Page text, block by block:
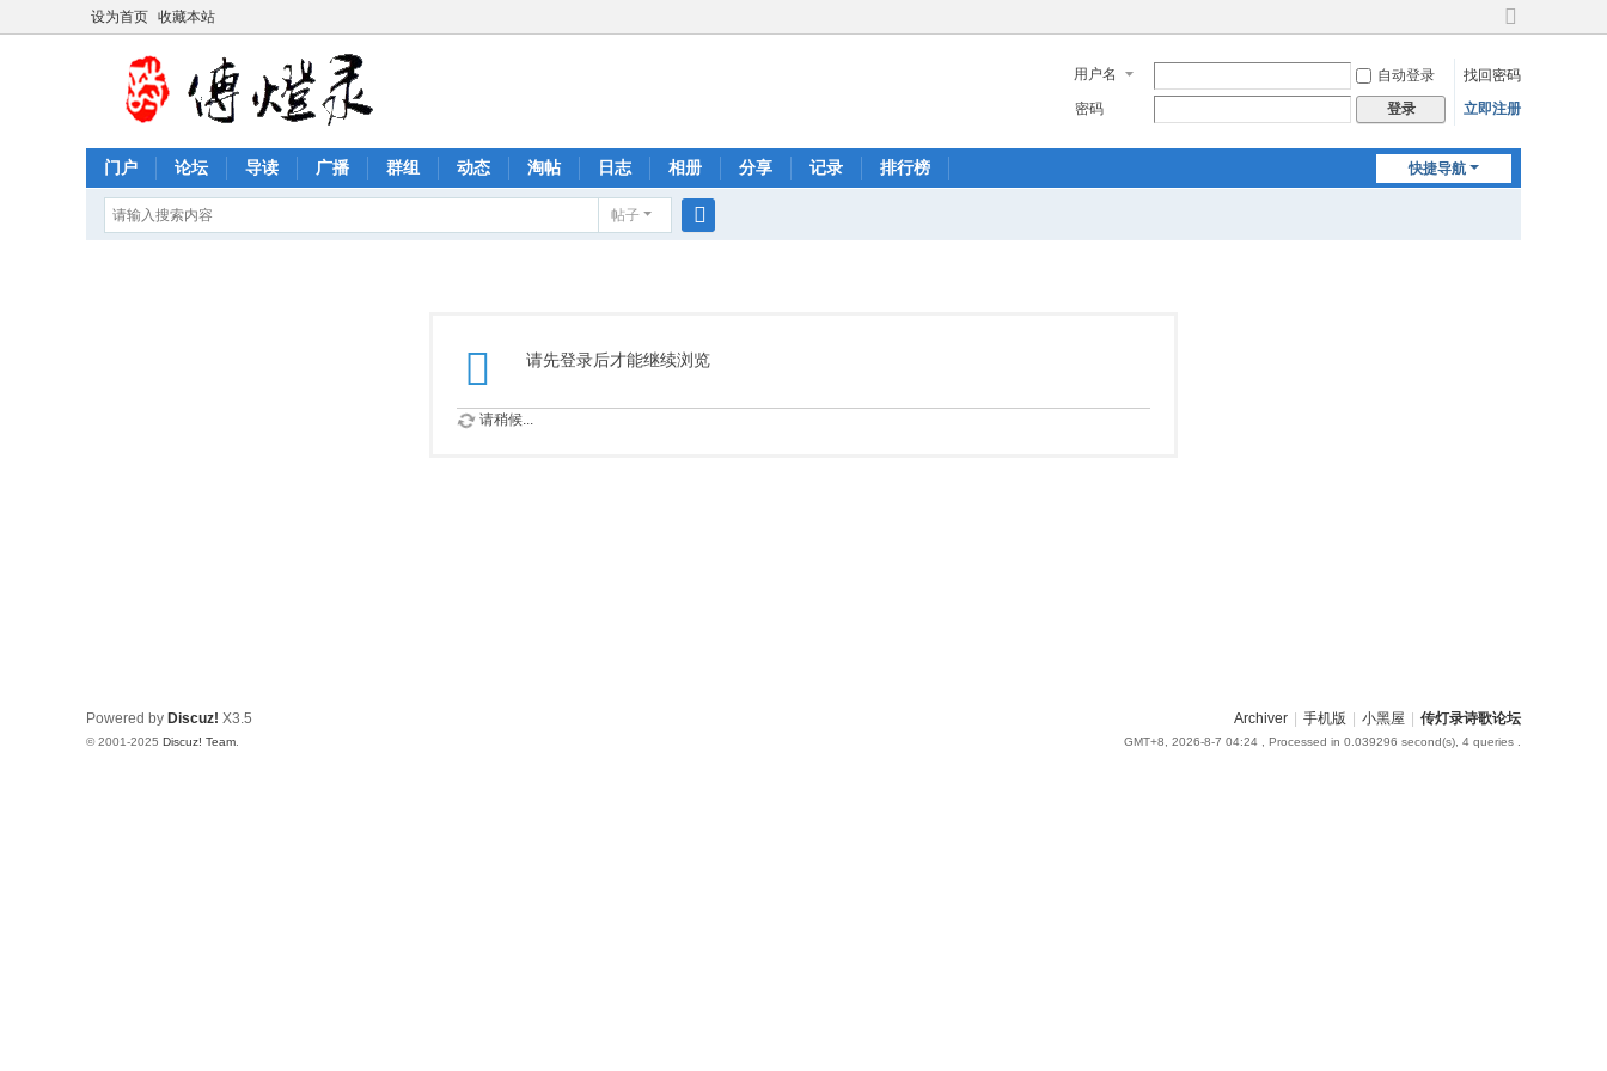
设为首页 收藏本站
切
到
宽
用户名 自动登录
找回密码
密码
登录 立即注册
快捷导航
门户 论坛 导读 广播 群组 动态 淘帖 日志 相册 分享 记录 排行榜
帖子
请先登录后才能继续浏览
请稍候...
Archiver 手机版 小黑屋 传灯录诗歌论坛
GMT+8, 2026-8-7 04:24 , Processed in 0.039296 second(s), 4 queries .
Powered by Discuz! X3.5
© 2001-2025 Discuz! Team